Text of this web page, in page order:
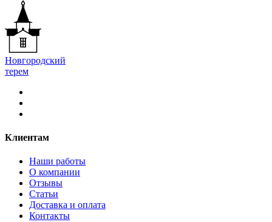
Новгородский
терем
Клиентам
Наши работы
О компании
Отзывы
Статьи
Доставка и оплата
Контакты